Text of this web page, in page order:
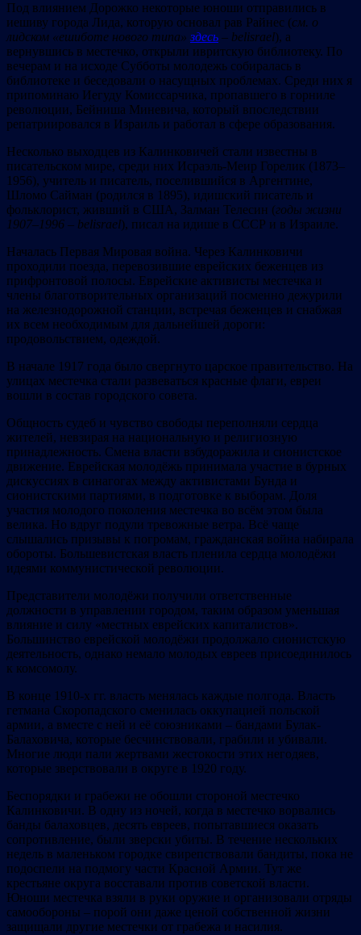
Под влиянием Дорожко некоторые юноши отправились в
иешиву города Лида, которую основал рав Райнес (см. о
лидском «ешиботе нового типа» здесь – belisrael), а
вернувшись в местечко, открыли ивритскую библиотеку. По
вечерам и на исходе Субботы молодежь собиралась в
библиотеке и беседовали о насущных проблемах. Среди них я
припоминаю Иегуду Комиссарчика, пропавшего в горниле
революции, Бейниша Миневича, который впоследствии
репатриировался в Израиль и работал в сфере образования.
Несколько выходцев из Калинковичей стали известны в
писательском мире, среди них Исраэль-Меир Горелик (1873–
1956), учитель и писатель, поселившийся в Аргентине,
Шломо Сайман (родился в 1895), идишский писатель и
фольклорист, живший в США, Залман Телесин (годы жизни
1907–1996 – belisrael), писал на идише в СССР и в Израиле.
Началась Первая Мировая война. Через Калинковичи
проходили поезда, перевозившие еврейских беженцев из
прифронтовой полосы. Еврейские активисты местечка и
члены благотворительных организаций посменно дежурили
на железнодорожной станции, встречая беженцев и снабжая
их всем необходимым для дальнейшей дороги:
продовольствием, одеждой.
В начале 1917 года было свергнуто царское правительство. На
улицах местечка стали развеваться красные флаги, евреи
вошли в состав городского совета.
Общность судеб и чувство свободы переполняли сердца
жителей, невзирая на национальную и религиозную
принадлежность. Смена власти взбудоражила и сионистское
движение. Еврейская молодёжь принимала участие в бурных
дискуссиях в синагогах между активистами Бунда и
сионистскими партиями, в подготовке к выборам. Доля
участия молодого поколения местечка во всём этом была
велика. Но вдруг подули тревожные ветра. Всё чаще
слышались призывы к погромам, гражданская война набирала
обороты. Большевистская власть пленила сердца молодёжи
идеями коммунистической революции.
Представители молодёжи получили ответственные
должности в управлении городом, таким образом уменьшая
влияние и силу «местных еврейских капиталистов».
Большинство еврейской молодёжи продолжало сионистскую
деятельность, однако немало молодых евреев присоединилось
к комсомолу.
В конце 1910-х гг. власть менялась каждые полгода. Власть
гетмана Скоропадского сменилась оккупацией польской
армии, а вместе с ней и её союзниками – бандами Булак-
Балаховича, которые бесчинствовали, грабили и убивали.
Многие люди пали жертвами жестокости этих негодяев,
которые зверствовали в округе в 1920 году.
Беспорядки и грабежи не обошли стороной местечко
Калинковичи. В одну из ночей, когда в местечко ворвались
банды балаховцев, десять евреев, попытавшиеся оказать
сопротивление, были зверски убиты. В течение нескольких
недель в маленьком городке свирепствовали бандиты, пока не
подоспели на подмогу части Красной Армии. Тут же
крестьяне округа восставали против советской власти.
Юноши местечка взяли в руки оружие и организовали отряды
самообороны – порой они даже ценой собственной жизни
защищали другие местечки от грабежа и насилия.